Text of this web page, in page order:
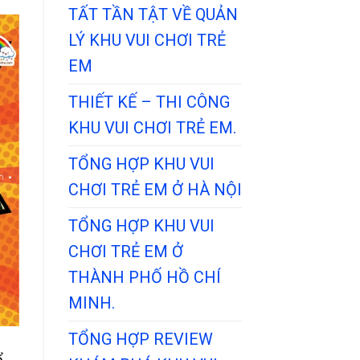
TẤT TẦN TẬT VỀ QUẢN
LÝ KHU VUI CHƠI TRẺ
EM
THIẾT KẾ – THI CÔNG
KHU VUI CHƠI TRẺ EM.
TỔNG HỢP KHU VUI
CHƠI TRẺ EM Ở HÀ NỘI
TỔNG HỢP KHU VUI
CHƠI TRẺ EM Ở
THÀNH PHỐ HỒ CHÍ
MINH.
TỔNG HỢP REVIEW